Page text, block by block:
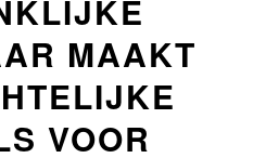
MAAKT
VOOR